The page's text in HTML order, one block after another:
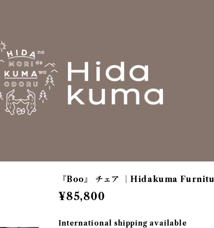
『Boo』 チェア ｜Hidakuma
¥85,800
International shipping available